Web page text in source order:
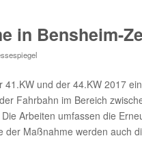
in Bensheim-
41.KW und der 44.KW 2017
Fahrbahn im Bereich
Arbeiten umfassen die
der Maßnahme werden auch